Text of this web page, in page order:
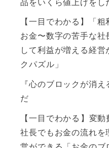
品をいくら値上げをし
【一目でわかる】「
お金〜数字の苦手な社
して利益が増える経営
クパズル」
『心のブロックが消
だ
【一目でわかる】変
社長でもお金の流れを